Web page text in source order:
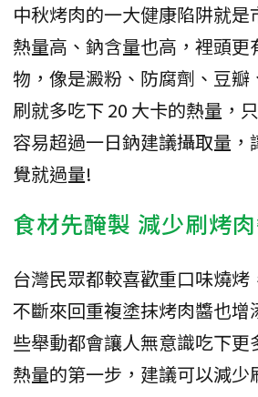
中秋烤肉的一大健康陷阱就是
熱量高、鈉含量也高，裡頭更
物，像是澱粉、防腐劑、豆
刷就多吃下 20 大卡的熱量，
容易超過一日鈉建議攝取量，
覺就過量!
食材先醃製 減少刷烤
台灣民眾都較喜歡重口味燒烤
不斷來回重複塗抹烤肉醬也增
些舉動都會讓人無意識吃下更
熱量的第一步，建議可以減少